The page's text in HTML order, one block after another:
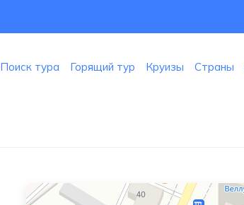
Поиск тура Горящий тур Круизы Страны
Воронеж
Яндекс Карты — транспорт, навигация, поиск мест